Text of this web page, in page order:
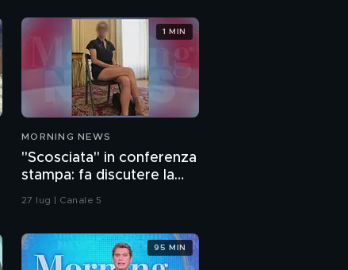
MORNING NEWS
"Scosciata" in conferenza
stampa: fa discutere la
vicesindaca di Livorno
27 lug | Canale 5
1 MIN
95 MIN